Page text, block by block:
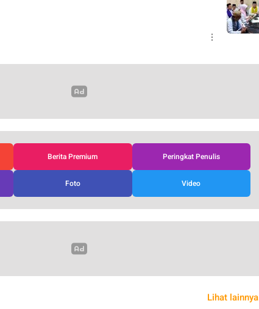
Berita Premium Peringkat Penulis
Foto Video
Lihat lainnya